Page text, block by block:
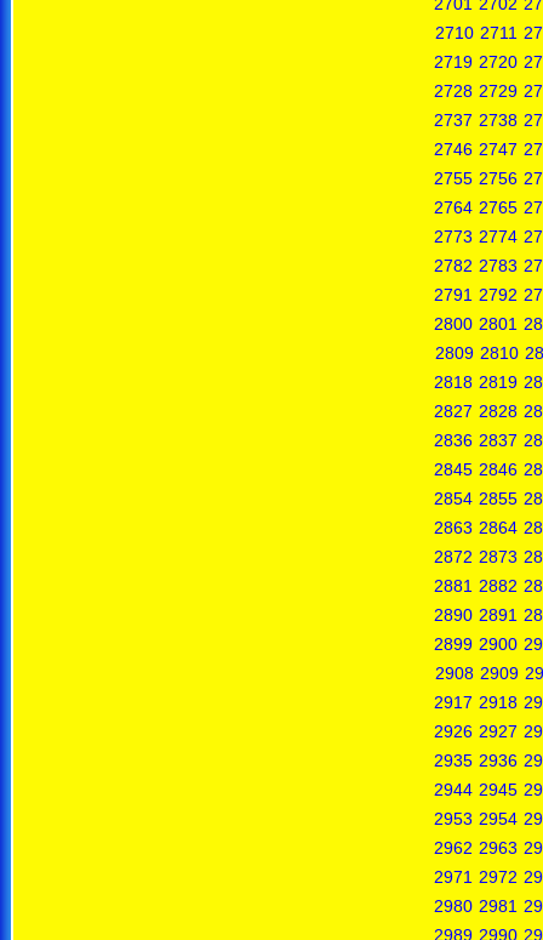
2710 2711
2719 2720
2728 2729
2737 2738
2746 2747
2755 2756
2764 2765
2773 2774
2782 2783
2791 2792
2800 2801
2809 2810
2818 2819
2827 2828
2836 2837
2845 2846
2854 2855
2863 2864
2872 2873
2881 2882
2890 2891
2899 2900
2908 2909
2917 2918
2926 2927
2935 2936
2944 2945
2953 2954
2962 2963
2971 2972
2980 2981
2989 2990